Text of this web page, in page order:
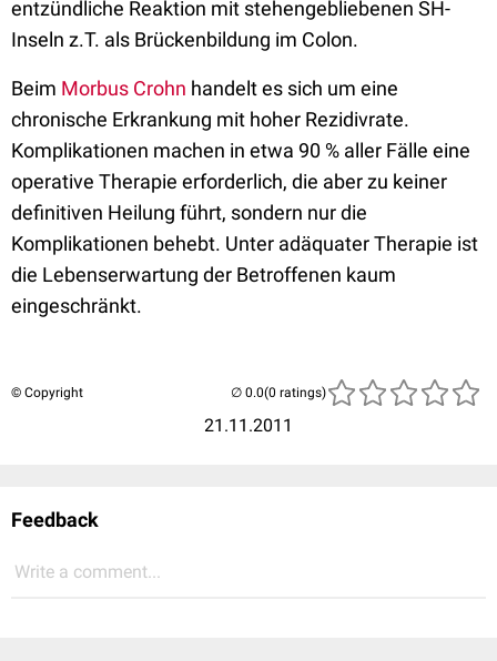
entzündliche Reaktion mit stehengebliebenen SH-
Inseln z.T. als Brückenbildung im Colon.
Beim Morbus Crohn handelt es sich um eine
chronische Erkrankung mit hoher Rezidivrate.
Komplikationen machen in etwa 90 % aller Fälle eine
operative Therapie erforderlich, die aber zu keiner
definitiven Heilung führt, sondern nur die
Komplikationen behebt. Unter adäquater Therapie ist
die Lebenserwartung der Betroffenen kaum
eingeschränkt.
© Copyright
21.11.2011
(0 ratings)
Feedback
Write a comment...